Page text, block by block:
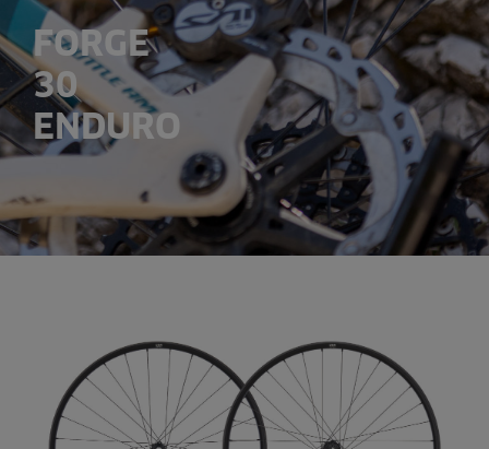
FORGE
30
ENDURO